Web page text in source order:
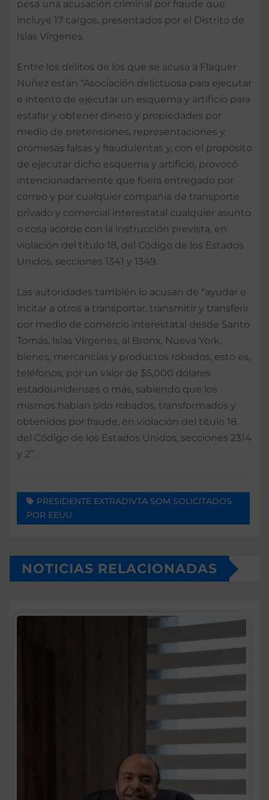
pesa una acusación criminal por fraude que
incluye 17 cargos, presentados por el Distrito de
Islas Vírgenes.
Entre los delitos de los que se acusa a Flaquer
Núñez están “Asociación delictuosa para ejecutar
e intento de ejecutar un esquema y artificio para
estafar y obtener dinero y propiedades por
medio de pretensiones, representaciones y
promesas falsas y fraudulentas y, con el propósito
de ejecutar dicho esquema y artificio, provocó
intencionadamente que fuera entregado por
correo y por cualquier compañía de transporte
privado y comercial interestatal cualquier asunto
o cosa acorde con la instrucción prevista, en
violación del título 18, del Código de los Estados
Unidos, secciones 1341 y 1349.
Las autoridades también lo acusan de “ayudar e
incitar a otros a transportar, transmitir y transferir
por medio de comercio interestatal desde Santo
Tomás, Islas Vírgenes, al Bronx, Nueva York,
bienes, mercancías y productos robados, esto es,
teléfonos, por un valor de $5,000 dólares
estadounidenses o más, sabiendo que los
mismos habían sido robados, transformados y
obtenidos por fraude, en violación del título 18.
del Código de los Estados Unidos, secciones 2314
y 2”.
PRESIDENTE EXTRADIVTA SOM SOLICITADOS
POR EEUU
NOTICIAS RELACIONADAS